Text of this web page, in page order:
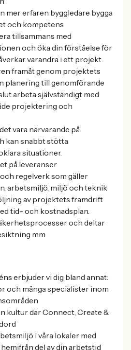
mer erfaren byggledare bygga
och kompetens
tillsammans med
och öka din förståelse för
varandra i ett projekt.
framåt genom projektets
planering till genomförande
arbeta självständigt med
projektering och
vara närvarande på
kan snabbt stötta
situationer.
på leveranser
regelverk som gäller
arbetsmiljö, miljö och teknik
av projektets framdrift
tid- och kostnadsplan.
och deltar
mm.
erbjuder vi dig bland annat:
och många specialister inom
kultur där Connect, Create &
i våra lokaler med
del av din arbetstid